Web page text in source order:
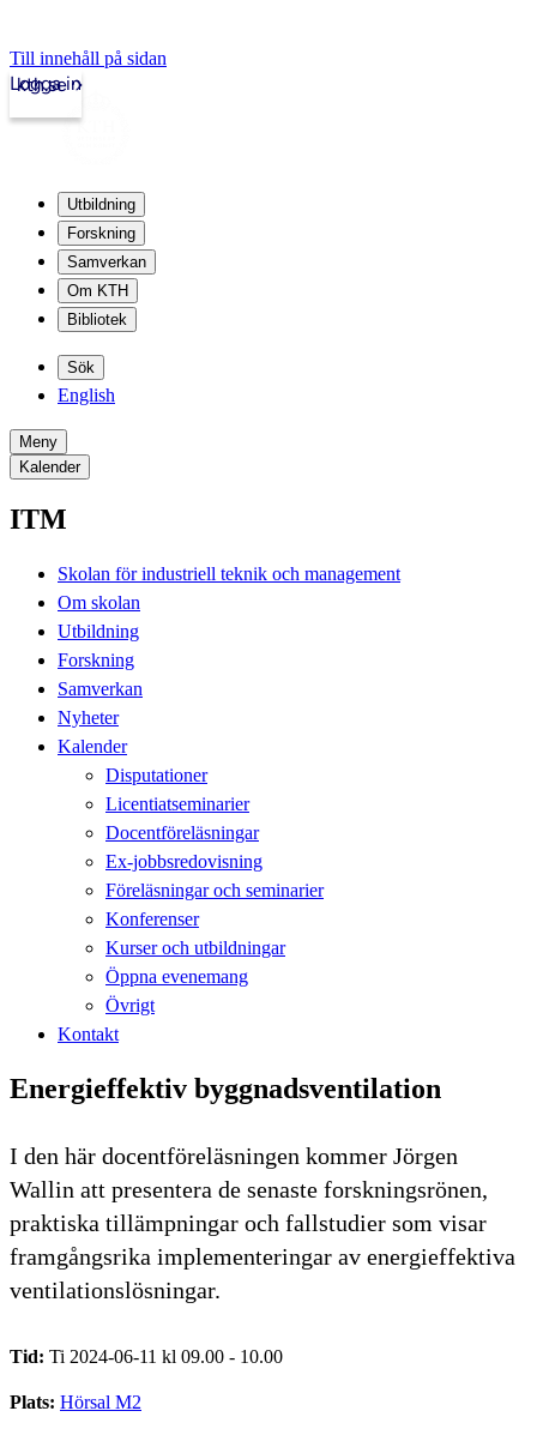
Till innehåll på sidan
kth.se
Logga in
Utbildning
Forskning
Samverkan
Om KTH
Bibliotek
Sök
English
Meny
Kalender
ITM
Skolan för industriell teknik och management
Om skolan
Utbildning
Forskning
Samverkan
Nyheter
Kalender
Disputationer
Licentiatseminarier
Docentföreläsningar
Ex-jobbsredovisning
Föreläsningar och seminarier
Konferenser
Kurser och utbildningar
Öppna evenemang
Övrigt
Kontakt
Energieffektiv byggnadsventilation
I den här docentföreläsningen kommer Jörgen
Wallin att presentera de senaste forskningsrönen,
praktiska tillämpningar och fallstudier som visar
framgångsrika implementeringar av energieffektiva
ventilationslösningar.
Tid: Ti 2024-06-11 kl 09.00 - 10.00
Plats: Hörsal M2